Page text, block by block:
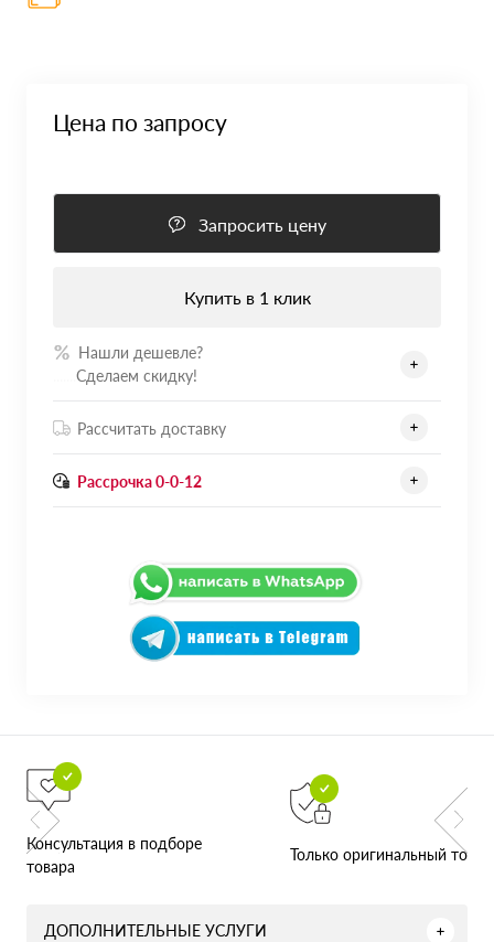
Цена по запросу
Запросить цену
Купить в 1 клик
Нашли дешевле?
Сделаем скидку!
Рассчитать доставку
Рассрочка 0-0-12
Консультация в подборе
товара
Только оригинальный товар
ДОПОЛНИТЕЛЬНЫЕ УСЛУГИ